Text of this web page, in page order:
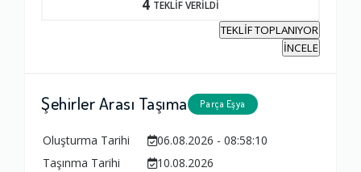
4 TEKLİF VERİLDİ
TEKLİF TOPLANIYOR
İNCELE
Şehirler Arası Taşıma Parça Eşya
Oluşturma Tarihi
06.08.2026 - 08:58:10
Taşınma Tarihi
10.08.2026